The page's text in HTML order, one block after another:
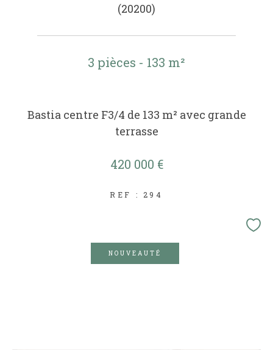
(20200)
3 pièces - 133 m²
Bastia centre F3/4 de 133 m² avec grande
terrasse
420 000 €
REF : 294
NOUVEAUTÉ